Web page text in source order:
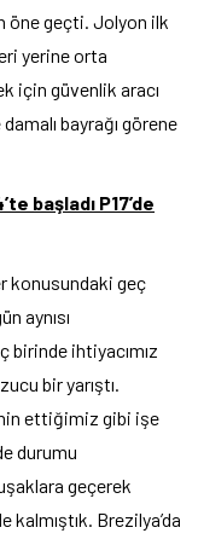
öne geçti. Jolyon ilk
yerine orta
için güvenlik aracı
bayrağı görene
başladı P17’de
konusundaki geç
aynısı
birinde ihtiyacımız
bir yarıştı.
ettiğimiz gibi işe
durumu
geçerek
Brezilya’da